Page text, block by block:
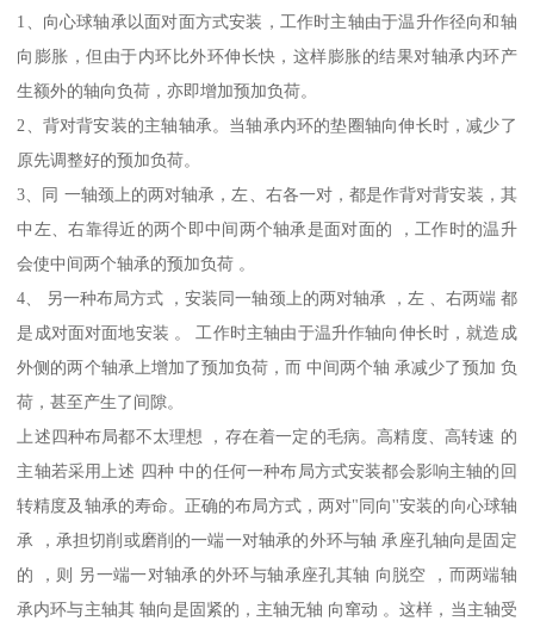
1、向心球轴承以面对面方式安装，工作时主轴由于温升作径向和轴
向膨胀，但由于内环比外环伸长快，这样膨胀的结果对轴承内环产
生额外的轴向负荷，亦即增加预加负荷。
2、背对背安装的主轴轴承。当轴承内环的垫圈轴向伸长时，减少了
原先调整好的预加负荷。
3、同 一轴颈上的两对轴承，左、右各一对，都是作背对背安装，其
中左、右靠得近的两个即中间两个轴承是面对面的 ，工作时的温升
会使中间两个轴承的预加负荷 。
4、 另一种布局方式 ，安装同一轴颈上的两对轴承 ，左 、右两端 都
是成对面对面地安装 。 工作时主轴由于温升作轴向伸长时，就造成
外侧的两个轴承上增加了预加负荷，而 中间两个轴 承减少了预加 负
荷，甚至产生了间隙。
上述四种布局都不太理想 ，存在着一定的毛病。高精度、高转速 的
主轴若采用上述 四种 中的任何一种布局方式安装都会影响主轴的回
转精度及轴承的寿命。正确的布局方式，两对"同向''安装的向心球轴
承 ，承担切削或磨削的一端一对轴承的外环与轴 承座孔轴向是固定
的 ，则 另一端一对轴承的外环与轴承座孔其轴 向脱空 ，而两端轴
承内环与主轴其 轴向是固紧的，主轴无轴 向窜动 。这样，当主轴受